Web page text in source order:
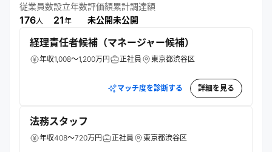
グ支援を展開。子会社を通じて人材業界やライブ配信プラッ
トフォーム事業にも進出し、事業領域を拡大している。
従業員数
176人
設立年数
21年
評価額
未公開
累計調達額
未公開
経理責任者候補（マネージャー候補）
年収1,008～1,200万円 正社員 東京都渋谷区
マッチ度を診断する 詳細を見る
法務スタッフ
年収408～720万円 正社員 東京都渋谷区